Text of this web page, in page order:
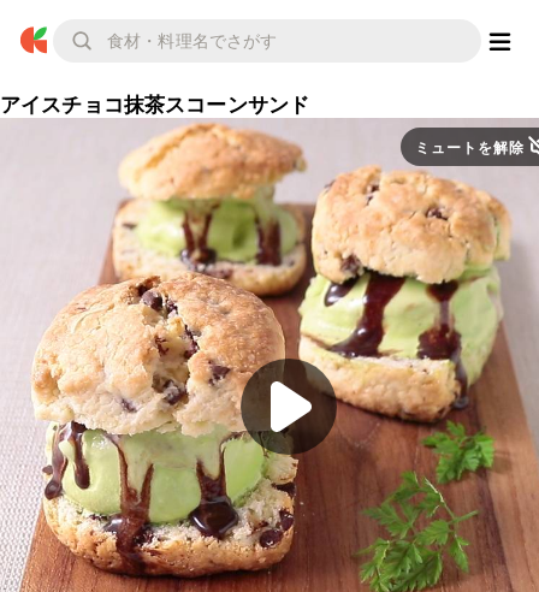
アイスチョコ抹茶スコーンサンド
ミュートを解除